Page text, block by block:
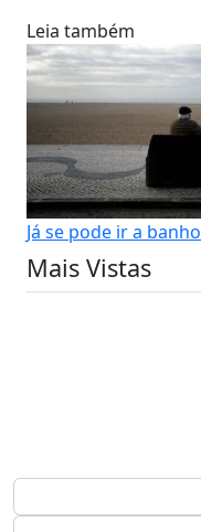
Leia também
Já se pode ir a
Mais Vistas